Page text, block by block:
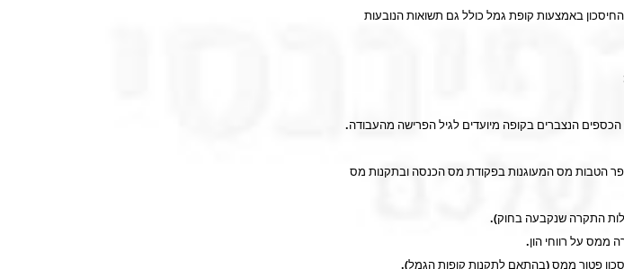
באמצעות קופת גמל כולל גם תשואות הנובעות
הכספים הנצברים בקופה מיועדים לגיל הפרישה מהעבודה.
הטבות מס המעוגנות בפקודת מס הכנסה ובתקנות מס
התקרה שנקבעה בחוק).
ממס על רווחי הון.
פטור ממס (בהתאם לתקנות קופות הגמל).